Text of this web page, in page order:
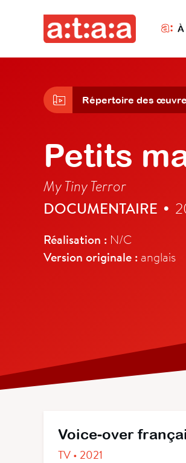
À
Répertoire des
Petits
My Tiny Terror
DOCUMENTAIRE •
Réalisation : N/C
Version originale : anglais
Voice-over
TV • 2021